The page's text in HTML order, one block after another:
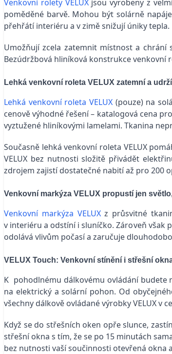
Venkovní rolety VELUXjsou vyrobeny z
poměděné barvě. Mohou být solárně
přehřátí interiéru a v zimě snižují úniky tepla.
Umožňují zcela zatemnit místnost a
Bezúdržbová hliníková konstrukce venkovní
Lehká venkovní roleta VELUX zatemní a
Lehká venkovní roleta VELUX (pouze) na
cenově výhodné řešení – katalogová cena
vyztužené hliníkovými lamelami. Tkanina
Současně lehká venkovní roleta VELUX
VELUX bez nutnosti složitě přivádět
zdrojem zajistí dostatečné nabití až pro 200
Venkovní markýza VELUX propustí jen
Venkovní markýza VELUXz průsvitné
v interiéru a odstíní i sluníčko. Zároveň však
odolává vlivům počasí a zaručuje
VELUX Touch: Venkovní stínění i střešní
K pohodlnému dálkovému ovládání budete
na elektrický a solární pohon. Od
všechny dálkově ovládané výrobky VELUX v
Když se do střešních oken opře slunce,
střešní okna s tím, že se po 15 minutách
bez nutnosti vaší součinnosti otevřená okna